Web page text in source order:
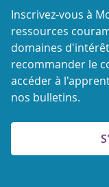
Inscrivez-vous à
ressources
domaines
recommander le
accéder à
nos bulletins.